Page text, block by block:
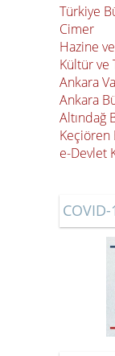
Türkiye
Cimer
Hazine
Kültür ve
Ankara
Ankara
Altındağ
Keçiören
e-Devlet